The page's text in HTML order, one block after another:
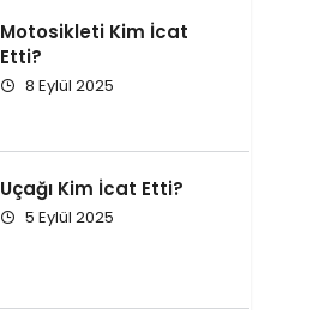
Motosikleti Kim İcat
Etti?
8 Eylül 2025
Uçağı Kim İcat Etti?
5 Eylül 2025